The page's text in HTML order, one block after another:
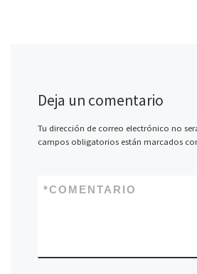
Deja un comentario
Tu dirección de correo electrónico no
campos obligatorios están marcados
COMENTARIO
*